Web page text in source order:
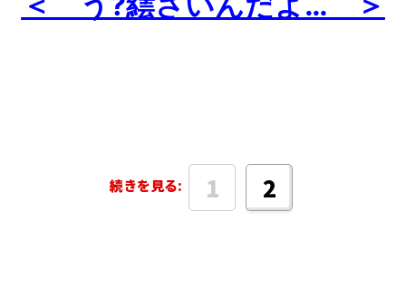
続きを見る: 1 2